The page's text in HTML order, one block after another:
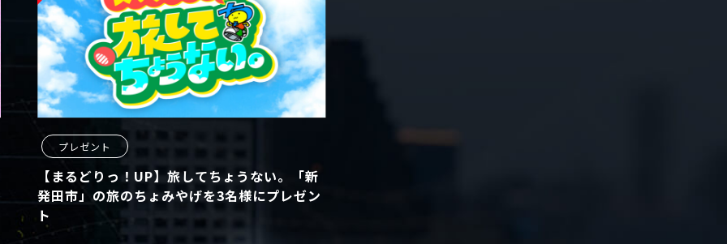
プレゼント
【まるどりっ！UP】旅してちょうない。「新
発田市」の旅のちょみやげを3名様にプレゼン
ト